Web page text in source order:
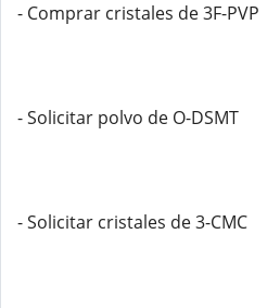
- Comprar cristales de 3F-PVP
- Solicitar polvo de O-DSMT
- Solicitar cristales de 3-CMC